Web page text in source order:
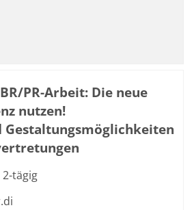
PR-Arbeit: Die neue
nutzen!
Gestaltungsmöglichkeiten
2-tägig